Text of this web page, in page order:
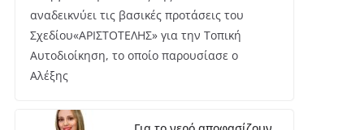
Ασ
αναδεικνύει τις βασικές προτάσεις του
Σχεδίου«ΑΡΙΣΤΟΤΕΛΗΣ» για την Τοπική
Αυτοδιοίκηση, το οποίο παρουσίασε ο
Αλέξης